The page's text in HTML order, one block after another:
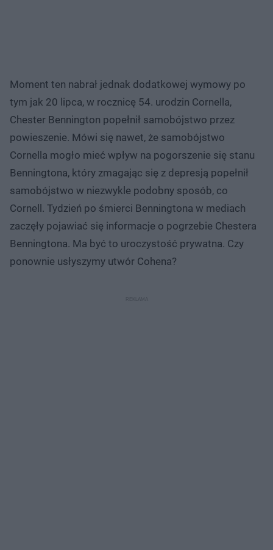
Moment ten nabrał jednak dodatkowej wymowy po
tym jak 20 lipca, w rocznicę 54. urodzin Cornella,
Chester Bennington popełnił samobójstwo przez
powieszenie. Mówi się nawet, że samobójstwo
Cornella mogło mieć wpływ na pogorszenie się stanu
Benningtona, który zmagając się z depresją popełnił
samobójstwo w niezwykle podobny sposób, co
Cornell. Tydzień po śmierci Benningtona w mediach
zaczęły pojawiać się informacje o pogrzebie Chestera
Benningtona. Ma być to uroczystość prywatna. Czy
ponownie usłyszymy utwór Cohena?